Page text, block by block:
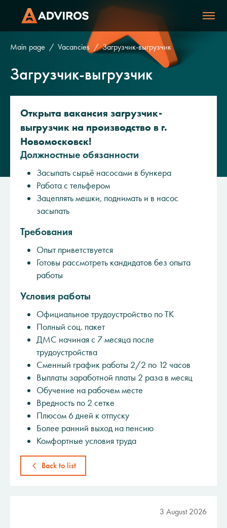
Main page Vacancies Загрузчик-выгрузчик
Загрузчик-выгрузчик
Открыта вакансия загрузчик-
выгрузчик на производство в г.
Новомосковск!
Должностные обязанности
Засыпать сырьё насосами в бункера
Работа с тельфером
Зацеплять мешки, поднимать и в насос
засыпать
Требования
Опыт приветствуется
Готовы рассмотреть кандидатов без опыта
работы
Условия работы
Официальное трудоустройство по ТК
Полный соц. пакет
ДМС начиная с 7 месяца после
трудоустройства
Сменный график работы 2/2 по 12 часов
Выплаты заработной платы 2 раза в месяц
Обучение на рабочем месте
Вредность по 2 сетке
Плюсом 6 дней к отпуску
Более ранний выход на пенсию
Комфортные условия труда
Back to list
3 August 2026